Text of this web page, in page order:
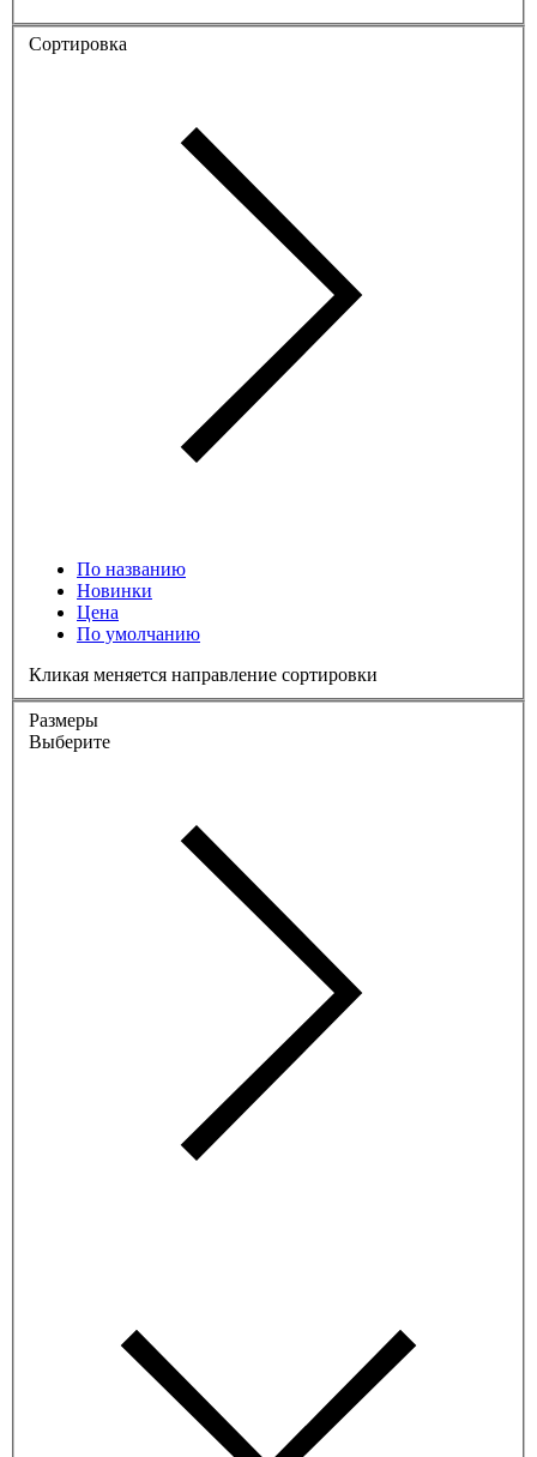
Сортировка
По названию
Новинки
Цена
По умолчанию
Кликая меняется направление сортировки
Размеры
Выберите